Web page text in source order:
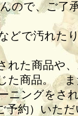
ので、ご了
どで汚れた
れた商品や
た商品。
ニングをさ
予約）いた